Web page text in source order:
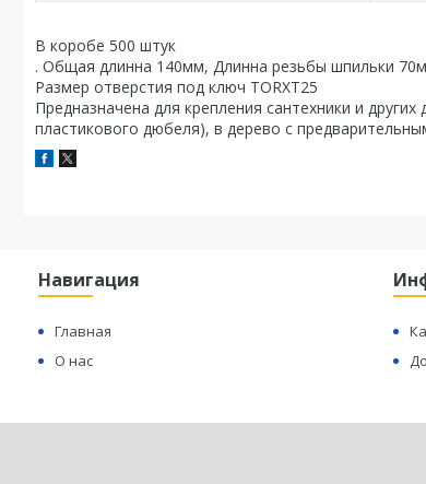
В коробе 500 штук
. Общая длинна 140мм, Длинна резьбы шпильки
Размер отверстия под ключ TORXТ25
Предназначена для крепления сантехники и
пластикового дюбеля), в дерево с
Навигация
Главная
О нас